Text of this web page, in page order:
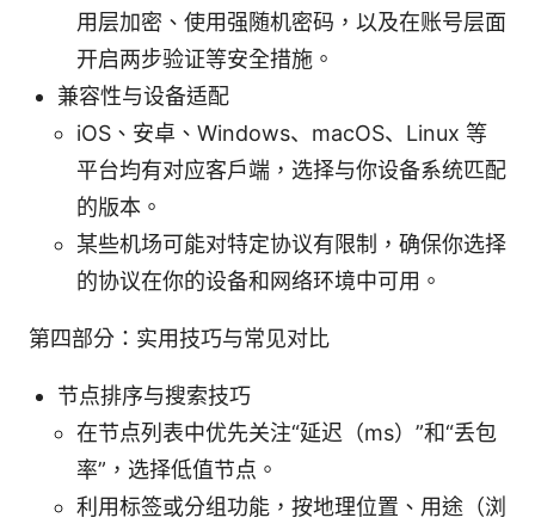
用层加密、使用强随机密码，以及在账号层面
开启两步验证等安全措施。
兼容性与设备适配
iOS、安卓、Windows、macOS、Linux 等
平台均有对应客户端，选择与你设备系统匹配
的版本。
某些机场可能对特定协议有限制，确保你选择
的协议在你的设备和网络环境中可用。
第四部分：实用技巧与常见对比
节点排序与搜索技巧
在节点列表中优先关注“延迟（ms）”和“丢包
率”，选择低值节点。
利用标签或分组功能，按地理位置、用途（浏